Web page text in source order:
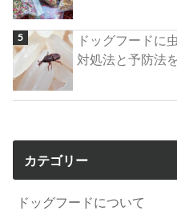
ドッグフードに
対処法と予防法
カテゴリー
ドッグフードについて